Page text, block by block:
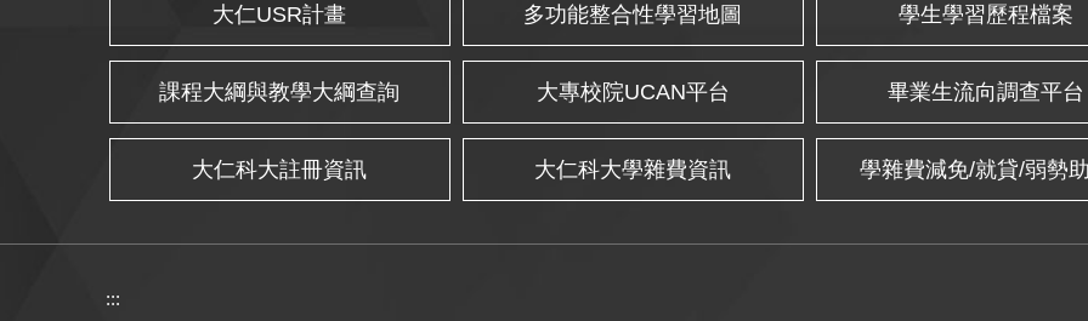
大仁USR計畫 多功能整合性學習地圖 學生學習歷程檔案
課程大綱與教學大綱查詢 大專校院UCAN平台 畢業生流向調查平台
大仁科大註冊資訊 大仁科大學雜費資訊 學雜費減免/就貸/弱勢
:::